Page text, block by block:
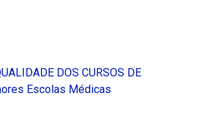
DOS CURSOS DE
Escolas Médicas